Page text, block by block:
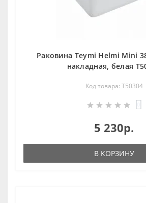
Раковина Teymi Helmi Mini
накладная, белая
Код товара: T50304
5 230р.
В КОРЗИНУ